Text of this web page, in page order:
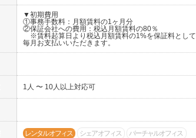
▼初期費用
①事務手数料：月額賃料の1ヶ月分
②保証会社への費用：税込月額賃料の80％
※賃料起算日より税込月額賃料の1%を保証料として
毎月お支払いいただきます。
1人 〜 10人以上対応可
レンタルオフィス シェアオフィス バーチャルオフィス